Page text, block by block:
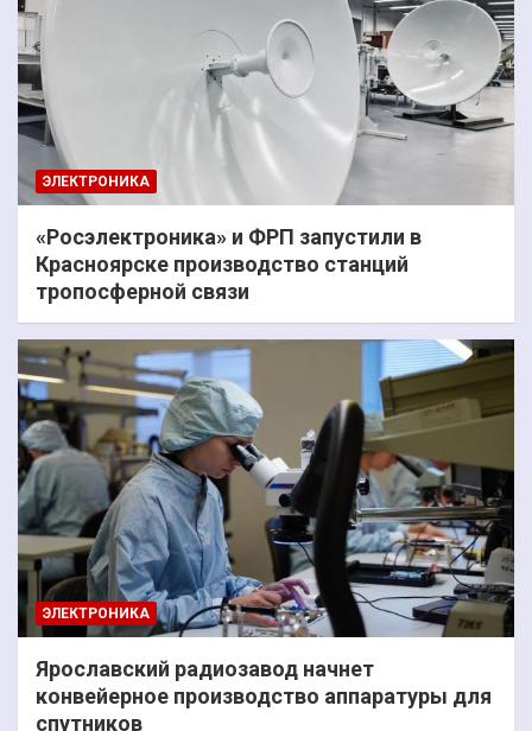
ЭЛЕКТРОНИКА
«Росэлектроника» и ФРП запустили в
Красноярске производство станций
тропосферной связи
ЭЛЕКТРОНИКА
Ярославский радиозавод начнет
конвейерное производство аппаратуры для
спутников